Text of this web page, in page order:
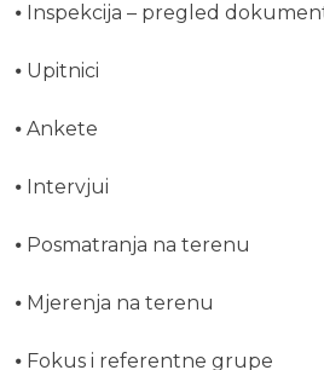
⦁ Inspekcija – pregled
⦁ Upitnici
⦁ Ankete
⦁ Intervjui
⦁ Posmatranja na terenu
⦁ Mjerenja na terenu
⦁ Fokus i referentne grupe